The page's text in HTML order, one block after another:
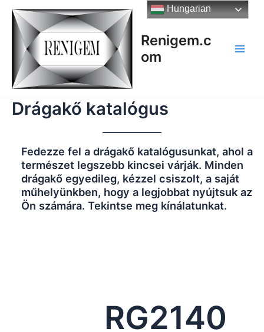
Skip
content
Renigem.c
om
Drágakő katalógus
Fedezze fel a drágakő katalógusunkat, ahol a
természet legszebb kincsei várják. Minden
drágakő egyedileg, kézzel csiszolt, a saját
műhelyünkben, hogy a legjobbat nyújtsuk az
Ön számára. Tekintse meg kínálatunkat.
RG2140
Hungarian